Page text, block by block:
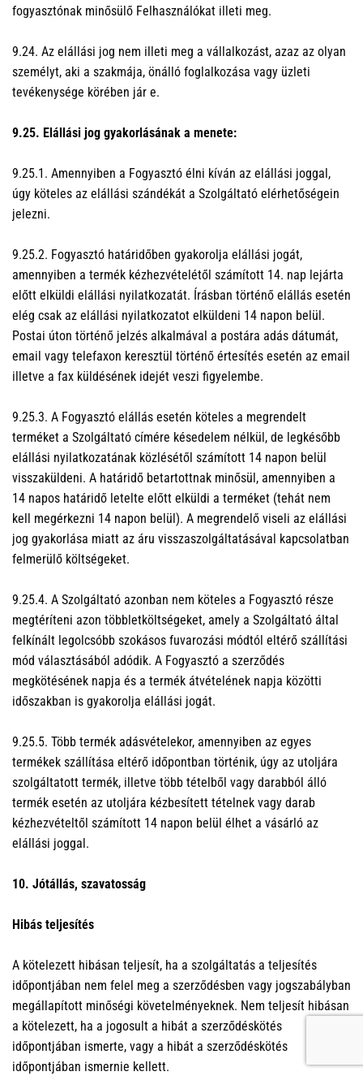
fogyasztónak minősülő Felhasználókat illeti meg.
9.24. Az elállási jog nem illeti meg a vállalkozást, azaz az olyan
személyt, aki a szakmája, önálló foglalkozása vagy üzleti
tevékenysége körében jár e.
9.25. Elállási jog gyakorlásának a menete:
9.25.1. Amennyiben a Fogyasztó élni kíván az elállási joggal,
úgy köteles az elállási szándékát a Szolgáltató elérhetőségein
jelezni.
9.25.2. Fogyasztó határidőben gyakorolja elállási jogát,
amennyiben a termék kézhezvételétől számított 14. nap lejárta
előtt elküldi elállási nyilatkozatát. Írásban történő elállás esetén
elég csak az elállási nyilatkozatot elküldeni 14 napon belül.
Postai úton történő jelzés alkalmával a postára adás dátumát,
email vagy telefaxon keresztül történő értesítés esetén az email
illetve a fax küldésének idejét veszi figyelembe.
9.25.3. A Fogyasztó elállás esetén köteles a megrendelt
terméket a Szolgáltató címére késedelem nélkül, de legkésőbb
elállási nyilatkozatának közlésétől számított 14 napon belül
visszaküldeni. A határidő betartottnak minősül, amennyiben a
14 napos határidő letelte előtt elküldi a terméket (tehát nem
kell megérkezni 14 napon belül). A megrendelő viseli az elállási
jog gyakorlása miatt az áru visszaszolgáltatásával kapcsolatban
felmerülő költségeket.
9.25.4. A Szolgáltató azonban nem köteles a Fogyasztó része
megtéríteni azon többletköltségeket, amely a Szolgáltató által
felkínált legolcsóbb szokásos fuvarozási módtól eltérő szállítási
mód választásából adódik. A Fogyasztó a szerződés
megkötésének napja és a termék átvételének napja közötti
időszakban is gyakorolja elállási jogát.
9.25.5. Több termék adásvételekor, amennyiben az egyes
termékek szállítása eltérő időpontban történik, úgy az utoljára
szolgáltatott termék, illetve több tételből vagy darabból álló
termék esetén az utoljára kézbesített tételnek vagy darab
kézhezvételtől számított 14 napon belül élhet a vásárló az
elállási joggal.
10. Jótállás, szavatosság
Hibás teljesítés
A kötelezett hibásan teljesít, ha a szolgáltatás a teljesítés
időpontjában nem felel meg a szerződésben vagy jogszabályban
megállapított minőségi követelményeknek. Nem teljesít hibásan
a kötelezett, ha a jogosult a hibát a szerződéskötés
időpontjában ismerte, vagy a hibát a szerződéskötés
időpontjában ismernie kellett.